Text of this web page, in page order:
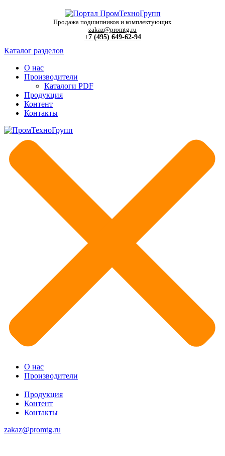
Продажа подшипников и комплектующих
zakaz@promtg.ru
+7 (495) 649-62-94
Каталог разделов
О нас
Производители
Каталоги PDF
Продукция
Контент
Контакты
О нас
Производители
Продукция
Контент
Контакты
zakaz@promtg.ru